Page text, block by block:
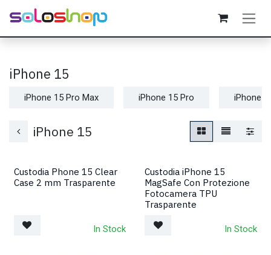
Passa al contenuto
iPhone 15
iPhone 15 Pro Max iPhone 15 Pro iPhone
iPhone 15
Custodia Phone 15 Clear
Case 2 mm Trasparente
In Stock
Custodia iPhone 15
MagSafe Con Protezione
Fotocamera TPU
Trasparente
In Stock